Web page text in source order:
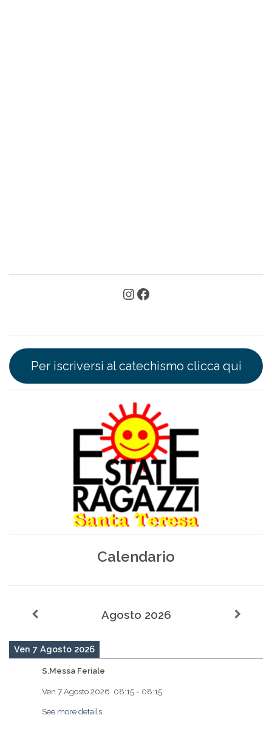
Per iscriversi al catechismo clicca qui
Calendario
Agosto 2026
Ven 7 Agosto 2026
S.Messa Feriale
Ven 7 Agosto 2026 08:15 - 08:15
See more details